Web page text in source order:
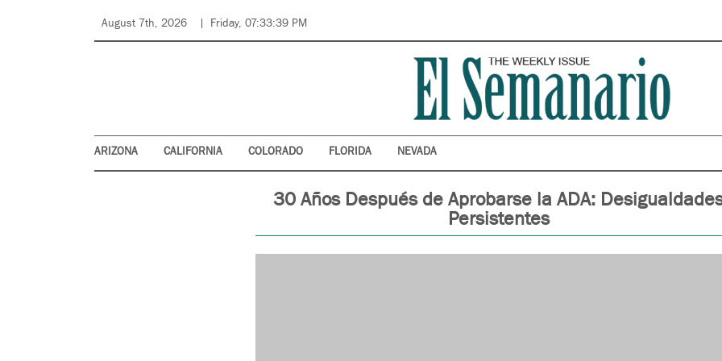
August 7th, 2026 Friday, 07:33:39 PM
ARIZONA CALIFORNIA COLORADO FLORIDA NEVADA
30 Años Después de Aprobarse la ADA:
Persistentes